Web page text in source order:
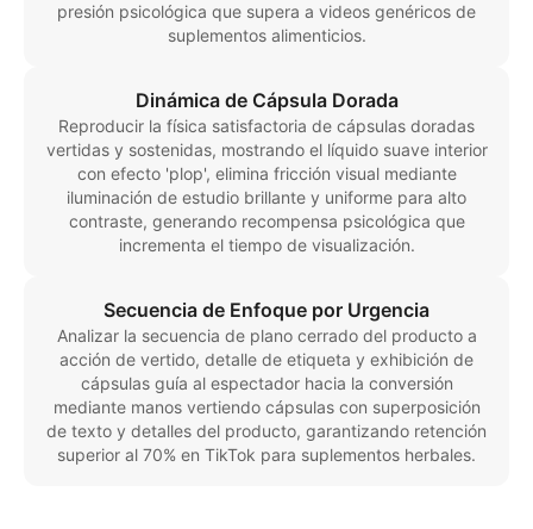
presión psicológica que supera a videos genéricos de
suplementos alimenticios.
Dinámica de Cápsula Dorada
Reproducir la física satisfactoria de cápsulas doradas
vertidas y sostenidas, mostrando el líquido suave interior
con efecto 'plop', elimina fricción visual mediante
iluminación de estudio brillante y uniforme para alto
contraste, generando recompensa psicológica que
incrementa el tiempo de visualización.
Secuencia de Enfoque por Urgencia
Analizar la secuencia de plano cerrado del producto a
acción de vertido, detalle de etiqueta y exhibición de
cápsulas guía al espectador hacia la conversión
mediante manos vertiendo cápsulas con superposición
de texto y detalles del producto, garantizando retención
superior al 70% en TikTok para suplementos herbales.